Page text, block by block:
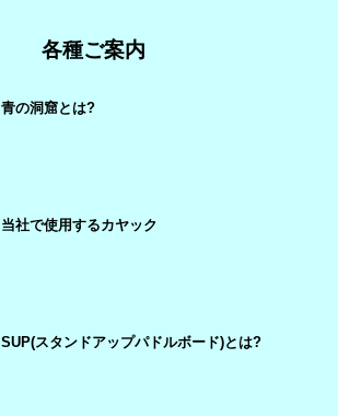
各種ご案内
青の洞窟とは?
当社で使用するカヤック
SUP(スタンドアップパドルボード)とは?